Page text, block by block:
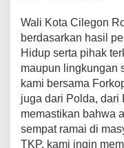
Wali Kota Cilegon
berdasarkan hasil
Hidup serta pihak
maupun lingkungan
kami bersama
juga dari Polda, dari
memastikan bahwa
sempat ramai di
TKP, kami ingin